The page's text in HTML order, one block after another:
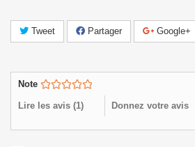
Tweet Partager Google+
Note
Lire les avis (1) Donnez votre avis